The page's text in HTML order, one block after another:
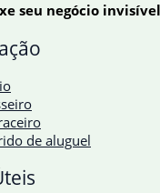
seu negócio
de aluguel